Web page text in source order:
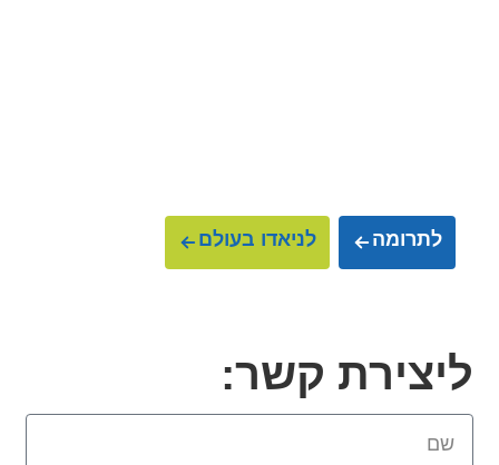
לתרומה לניאדו בעולם
ליצירת קשר: